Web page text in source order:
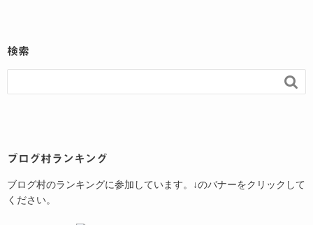
検索

ブログ村ランキング
ブログ村のランキングに参加しています。↓のバナーをクリックして
ください。